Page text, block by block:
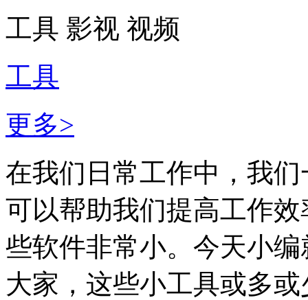
工具 影视 视频
工具
更多>
在我们日常工作中，我
可以帮助我们提高工作
些软件非常小。今天小
大家，这些小工具或多